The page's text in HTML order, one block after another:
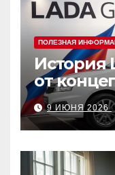
ПОЛЕЗНАЯ
История
от
9 ИЮНЯ 2026